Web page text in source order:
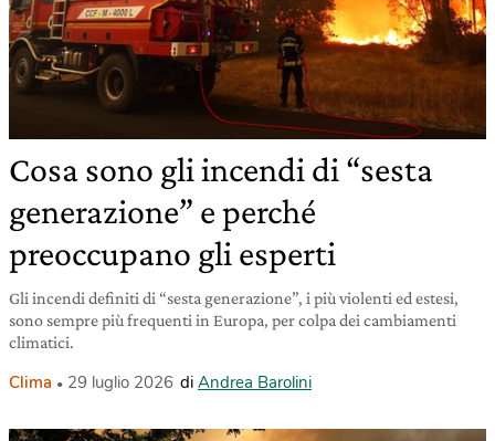
Cosa sono gli incendi di “sesta
generazione” e perché
preoccupano gli esperti
Gli incendi definiti di “sesta generazione”, i più violenti ed estesi,
sono sempre più frequenti in Europa, per colpa dei cambiamenti
climatici.
Clima 29 luglio 2026 di Andrea Barolini